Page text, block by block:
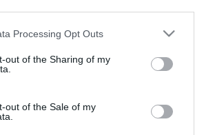
website/app uses one or more Google
visit or usage behaviour. You may click to
to Google and its third-party tags to
below specified purposes in below Google
Processing Opt Outs
out of the Sharing of my
out of the Sale of my
hírt megbízható, ellenőrizhető
adatokat és információkat –
képest – a megjelenés előtt ellenőrizzük.
ellenére előfordulhat, hogy az
utóbb tévesnek bizonyuló hírek,
meg.